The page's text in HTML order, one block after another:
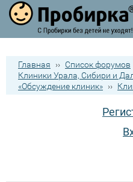
Главная ›› Список форумов
Клиники Урала, Сибири и
«Обсуждение клиник» ››